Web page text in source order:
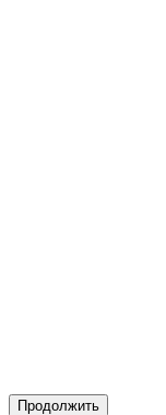
Продолжить